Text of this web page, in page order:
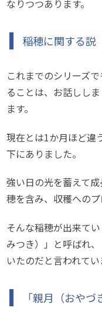
なりつつあります。
稲穂に関する説
これまでのシリーズ
ることは、お話しし
ます。
現在とは1か月ほど違
下にありました。
強い日の光を蓄えて
穂を含み、収穫へのプ
そんな稲穂が出来て
みつき）」と呼ばれ
いたのだと言われてい
「親月（おや